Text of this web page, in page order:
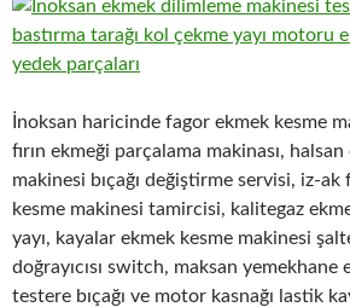
İnoksan haricinde fagor ekmek kesme
fırın ekmeği parçalama makinası,
makinesi bıçağı değiştirme servisi, iz-
kesme makinesi tamircisi, kalitegaz
yayı, kayalar ekmek kesme makinesi
doğrayıcısı switch, maksan yemekhane
testere bıçağı ve motor kasnağı lastik